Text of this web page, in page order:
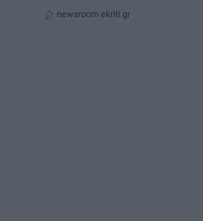
newsroom ekriti.gr